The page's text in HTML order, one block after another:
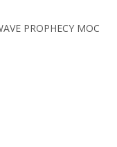
PROPHECY MOC
Curry USA 夢幻配色